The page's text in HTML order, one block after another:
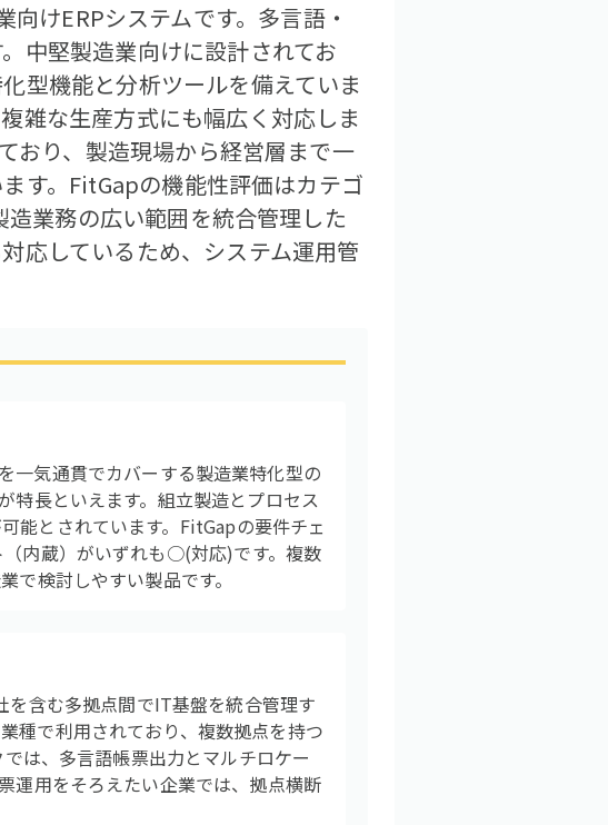
けERPシステムです。多言語・
中堅製造業向けに設計されてお
型機能と分析ツールを備えていま
雑な生産方式にも幅広く対応しま
おり、製造現場から経営層まで一
す。FitGapの機能性評価はカテゴ
業務の広い範囲を統合管理した
応しているため、システム運用管
一気通貫でカバーする製造業特化型の
特長といえます。組立製造とプロセス
能とされています。FitGapの要件チェ
内蔵）がいずれも○(対応)です。複数
で検討しやすい製品です。
含む多拠点間でIT基盤を統合管理す
種で利用されており、複数拠点を持つ
は、多言語帳票出力とマルチロケー
運用をそろえたい企業では、拠点横断